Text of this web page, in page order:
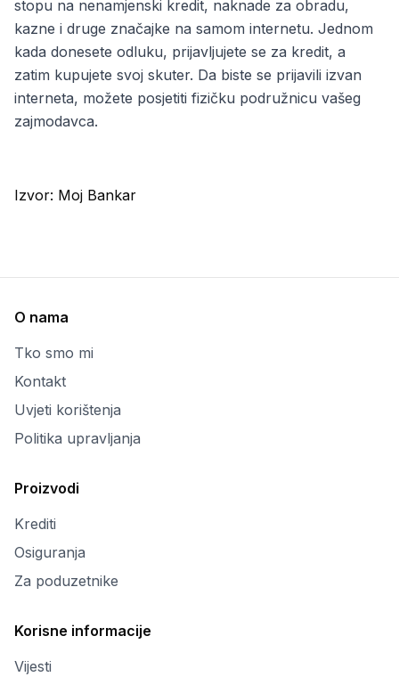
stopu na nenamjenski kredit, naknade za obradu,
kazne i druge značajke na samom internetu. Jednom
kada donesete odluku, prijavljujete se za kredit, a
zatim kupujete svoj skuter. Da biste se prijavili izvan
interneta, možete posjetiti fizičku podružnicu vašeg
zajmodavca.
Izvor: Moj Bankar
O nama
Tko smo mi
Kontakt
Uvjeti korištenja
Politika upravljanja
Proizvodi
Krediti
Osiguranja
Za poduzetnike
Korisne informacije
Vijesti